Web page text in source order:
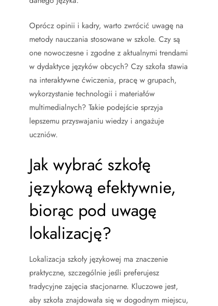
Oprócz opinii i kadry, warto zwrócić uwagę na
metody nauczania stosowane w szkole. Czy są
one nowoczesne i zgodne z aktualnymi trendami
w dydaktyce języków obcych? Czy szkoła stawia
na interaktywne ćwiczenia, pracę w grupach,
wykorzystanie technologii i materiałów
multimedialnych? Takie podejście sprzyja
lepszemu przyswajaniu wiedzy i angażuje
uczniów.
Jak wybrać szkołę
językową efektywnie,
biorąc pod uwagę
lokalizację?
Lokalizacja szkoły językowej ma znaczenie
praktyczne, szczególnie jeśli preferujesz
tradycyjne zajęcia stacjonarne. Kluczowe jest,
aby szkoła znajdowała się w dogodnym miejscu,